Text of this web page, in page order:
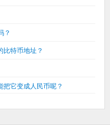
？
比特币地址？
它变成人民币呢？